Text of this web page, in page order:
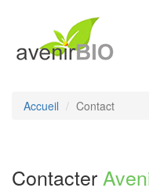
Accueil Contact
Contacter